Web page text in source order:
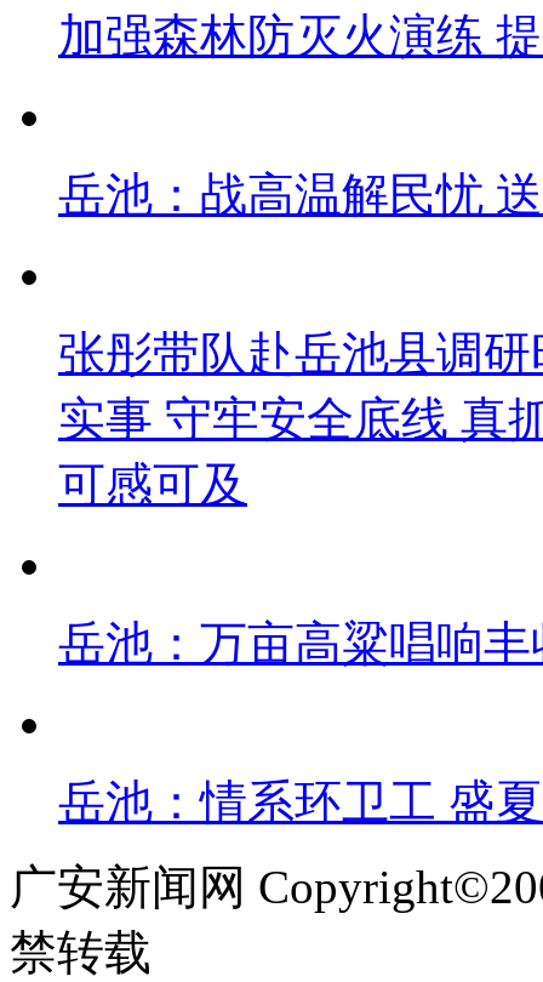
加强森林防灭火演练
岳池：战高温解民忧
张彤带队赴岳池县调
实事 守牢安全底线 真
可感可及
岳池：万亩高粱唱响丰
岳池：情系环卫工 盛
广安新闻网
禁转载